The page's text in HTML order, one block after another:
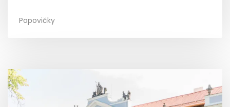
Popovičky